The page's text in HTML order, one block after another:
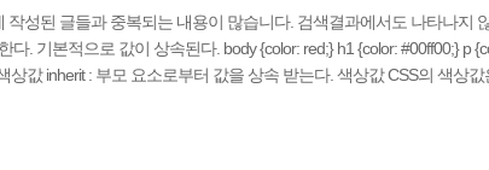
작성된 글들과 중복되는 내용이 많습니다. 검색결과에서도 나타나지
다. 기본적으로 값이 상속된다. body {color: red;} h1 {color: #00ff00;} p
상값 inherit : 부모 요소로부터 값을 상속 받는다. 색상값 CSS의 색상값
진수 주요 브라우저에서 모두 지원한다. 16진수 색상은 #RRGGBB와